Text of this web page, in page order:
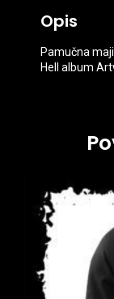
Opis
Pamučna
Hell album